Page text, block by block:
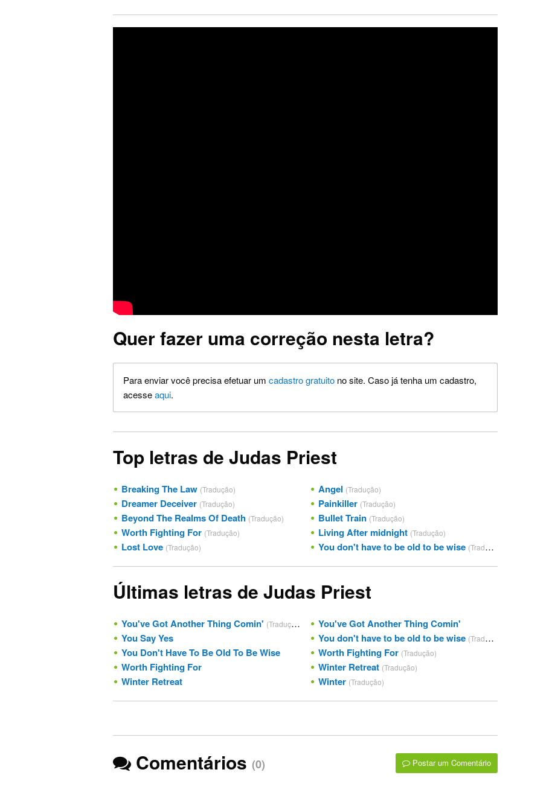
Quer fazer uma correção nesta letra?
Para enviar você precisa efetuar um cadastro gratuito no site. Caso já tenha um cadastro,
acesseaqui.
Top letras de Judas Priest
Breaking The Law (Tradução) Angel (Tradução)
Dreamer Deceiver (Tradução) Painkiller (Tradução)
Beyond The Realms Of Death (Tradução) Bullet Train (Tradução)
Worth Fighting For (Tradução) Living After midnight (Tradução)
Lost Love (Tradução) You don't have to be old to be wise (Tradução)
Últimas letras de Judas Priest
You've Got Another Thing Comin' (Tradução)
You've Got Another Thing Comin'
You Say Yes
You don't have to be old to be wise (Tradução)
You Don't Have To Be Old To Be Wise Worth Fighting For (Tradução)
Worth Fighting For Winter Retreat (Tradução)
Winter Retreat Winter (Tradução)
Comentários (0) Postar um Comentário